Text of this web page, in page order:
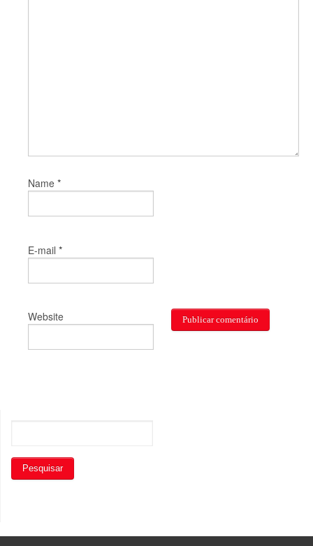
Name *
E-mail *
Website